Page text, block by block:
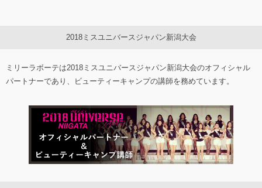
2018ミスユニバースジャパン新潟大会
ミリーラボーテは2018ミスユニバースジャパン新潟大会のオフィシャル
パートナーであり、ビューティーキャンプの講師を務めています。